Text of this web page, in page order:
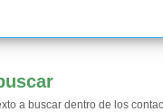
a buscar dentro de los